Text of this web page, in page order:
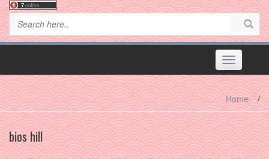
Toggle
navigation
Home /
bios hill